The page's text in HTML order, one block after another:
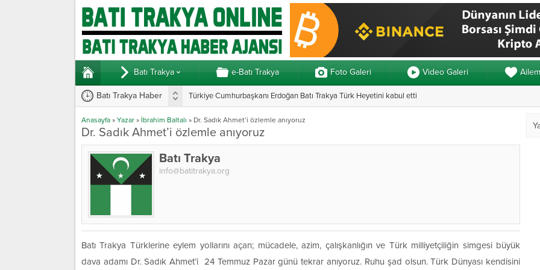
Batı Trakya e-Batı Trakya Foto Galeri Video Galeri Ailem
Batı Trakya Haber Türkiye Cumhurbaşkanı Erdoğan Batı Trakya Türk Heyetini kabul etti
Anasayfa » Yazar » İbrahim Baltalı » Dr. Sadık Ahmet’i özlemle anıyoruz
Dr. Sadık Ahmet’i özlemle anıyoruz
Batı Trakya
info@batitrakya.org
Batı Trakya Türklerine eylem yollarını açan; mücadele, azim, çalışkanlığın ve Türk milliyetçiliğin simgesi büyük
dava adamı Dr. Sadık Ahmet’i 24 Temmuz Pazar günü tekrar anıyoruz. Ruhu şad olsun. Türk Dünyası kendisini